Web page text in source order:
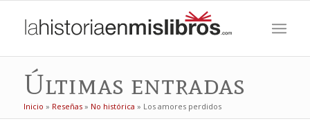
Últimas entradas
Inicio » Reseñas» No histórica » Los amores perdidos